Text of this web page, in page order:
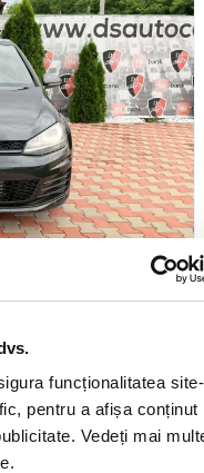
funcționalitatea
pentru a afișa conținut
Vedeți mai
SRL